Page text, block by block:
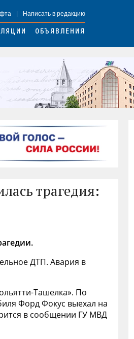
Написать в редакцию
ОБЪЯВЛЕНИЯ
трагедия:
ДТП. Авария в
Ташелка». По
Форд Фокус выехал на
в сообщении ГУ МВД